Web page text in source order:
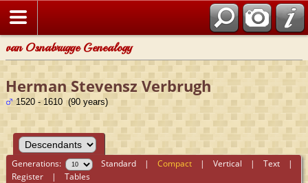
van Osnabrugge Genealogy
Herman Stevensz Verbrugh
1520 - 1610 (90 years)
Generations: Standard |Compact |Vertical |Text |
Register |Tables